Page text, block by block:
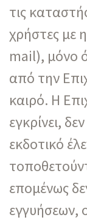
τις
χρήστες με
mail), μόνο
από την
καιρό. Η
εγκρίνει,
εκδοτικό
επομένως
εγγυήσεων,